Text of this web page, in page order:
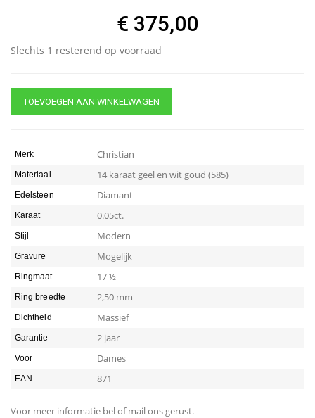
€ 375,00
Slechts 1 resterend op voorraad
TOEVOEGEN AAN WINKELWAGEN
Merk Christian
Materiaal 14 karaat geel en wit goud (585)
Edelsteen Diamant
Karaat 0.05ct.
Stijl Modern
Gravure Mogelijk
Ringmaat 17 ½
Ring breedte 2,50 mm
Dichtheid Massief
Garantie 2 jaar
Voor Dames
EAN 871
Voor meer informatie bel of mail ons gerust.